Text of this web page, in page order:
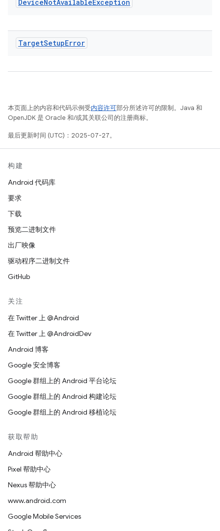
DeviceNotAvailableException
TargetSetupError
本页面上的内容和代码示例受内容许可部分所述许可的限制。Java 和
OpenJDK 是 Oracle 和/或其关联公司的注册商标。
最后更新时间 (UTC)：2025-07-27。
构建
Android 代码库
要求
下载
预览二进制文件
出厂映像
驱动程序二进制文件
GitHub
关注
在 Twitter 上 @Android
在 Twitter 上 @AndroidDev
Android 博客
Google 安全博客
Google 群组上的 Android 平台论坛
Google 群组上的 Android 构建论坛
Google 群组上的 Android 移植论坛
获取帮助
Android 帮助中心
Pixel 帮助中心
Nexus 帮助中心
www.android.com
Google Mobile Services